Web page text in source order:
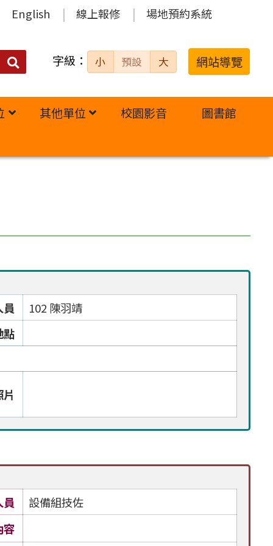
English 線上報修 場地預約系統
搜
字級： 小 預設 大 網站導覽
其他單位 校園影音 圖書館
員
102 陳羽靖
點
設備組技佐
容